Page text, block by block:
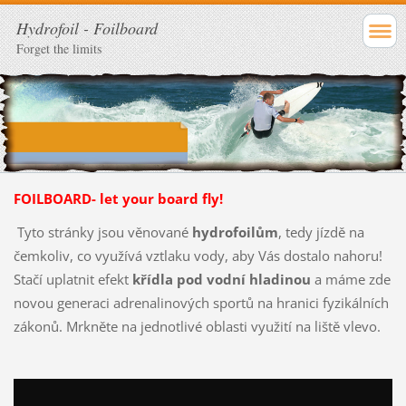
Hydrofoil - Foilboard
Forget the limits
FOILBOARD- let your board fly!
Tyto stránky jsou věnované hydrofoilům, tedy jízdě na
čemkoliv, co využívá vztlaku vody, aby Vás dostalo nahoru!
Stačí uplatnit efekt křídla pod vodní hladinou a máme zde
novou generaci adrenalinových sportů na hranici fyzikálních
zákonů. Mrkněte na jednotlivé oblasti využití na liště vlevo.